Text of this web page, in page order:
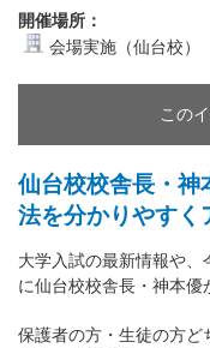
開催場所：
会場実施（仙台校）
この
仙台校校舎長・神
法を分かりやすく
大学入試の最新情報や、
に仙台校校舎長・神本優
保護者の方・生徒の方ど